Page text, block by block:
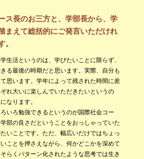
ス長のお三方と、学部長から、学
まえて総括的にご発言いただけれ
。
生活というのは、学びたいことに限らず、
る最後の時期だと思います。実際、自分も
思います。学年によって残された時間に差
れ大いに楽しんでいただきたいというの
なります。
いろ勉強できるというのが国際社会コー
部の良さだということをおっしゃっていた
いことです。ただ、幅広いだけではちょっ
ことを押さえながら、何かどこかを深めて
らくパターン化されたような思考では生き